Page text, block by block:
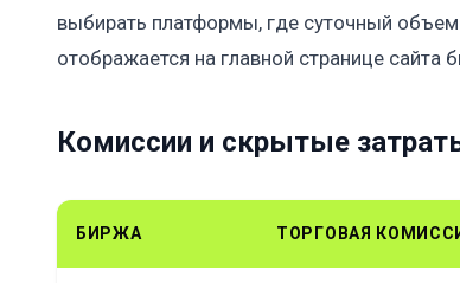
выбирать платформы, где суточный
отображается на главной странице сайта
Комиссии и скрытые
БИРЖА ТОРГОВАЯ